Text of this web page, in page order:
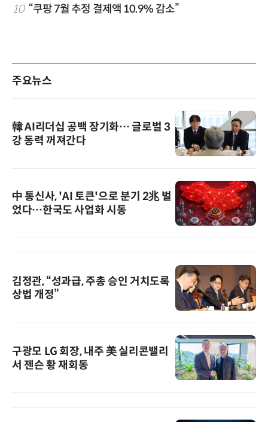
10 “쿠팡 7월 추정 결제액 10.9% 감소”
주요뉴스
韓 AI리더십 공백 장기화… 글로벌 3
강 동력 꺼져간다
中 통신사, 'AI 토큰'으로 분기 2兆 벌
었다…한국도 사업화 시동
김정관, “성과급, 주총 승인 거치도록
상법 개정”
구광모 LG 회장, 내주 美 실리콘밸리
서 젠슨 황 재회동